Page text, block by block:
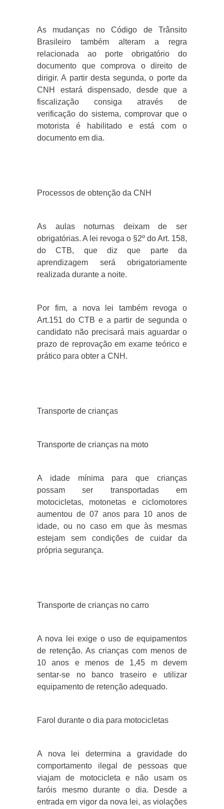
As mudanças no Código de Trânsito
Brasileiro também alteram a regra
relacionada ao porte obrigatório do
documento que comprova o direito de
dirigir. A partir desta segunda, o porte da
CNH estará dispensado, desde que a
fiscalização consiga através de
verificação do sistema, comprovar que o
motorista é habilitado e está com o
documento em dia.
Processos de obtenção da CNH
As aulas noturnas deixam de ser
obrigatórias. A lei revoga o §2º do Art. 158,
do CTB, que diz que parte da
aprendizagem será obrigatoriamente
realizada durante a noite.
Por fim, a nova lei também revoga o
Art.151 do CTB e a partir de segunda o
candidato não precisará mais aguardar o
prazo de reprovação em exame teórico e
prático para obter a CNH.
Transporte de crianças
Transporte de crianças na moto
A idade mínima para que crianças
possam ser transportadas em
motocicletas, motonetas e ciclomotores
aumentou de 07 anos para 10 anos de
idade, ou no caso em que às mesmas
estejam sem condições de cuidar da
própria segurança.
Transporte de crianças no carro
A nova lei exige o uso de equipamentos
de retenção. As crianças com menos de
10 anos e menos de 1,45 m devem
sentar-se no banco traseiro e utilizar
equipamento de retenção adequado.
Farol durante o dia para motocicletas
A nova lei determina a gravidade do
comportamento ilegal de pessoas que
viajam de motocicleta e não usam os
faróis mesmo durante o dia. Desde a
entrada em vigor da nova lei, as violações